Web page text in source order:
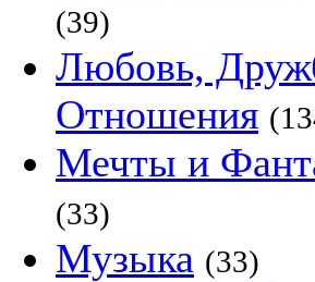
(39)
Любовь,
Отношения
Мечты и
(33)
Музыка (33)